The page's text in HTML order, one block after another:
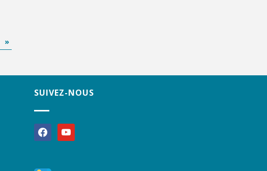
SUIVEZ-NOUS
facebookyoutube